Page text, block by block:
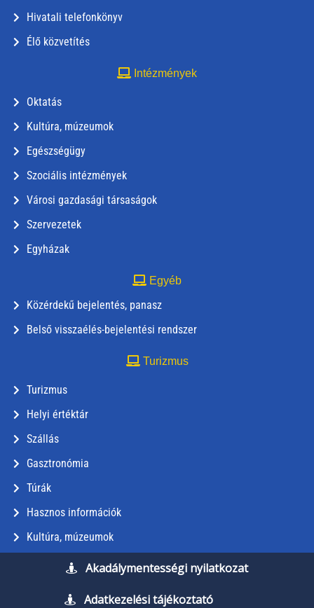
Hivatali telefonkönyv
Élő közvetítés
Intézmények
Oktatás
Kultúra, múzeumok
Egészségügy
Szociális intézmények
Városi gazdasági társaságok
Szervezetek
Egyházak
Egyéb
Közérdekű bejelentés, panasz
Belső visszaélés-bejelentési rendszer
Turizmus
Turizmus
Helyi értéktár
Szállás
Gasztronómia
Túrák
Hasznos információk
Kultúra, múzeumok
Akadálymentességi nyilatkozat
Adatkezelési tájékoztató